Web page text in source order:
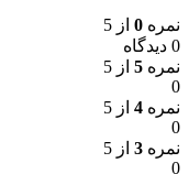
نمره 0 از 5
0 دیدگاه
نمره 5 از 5
0
نمره 4 از 5
0
نمره 3 از 5
0